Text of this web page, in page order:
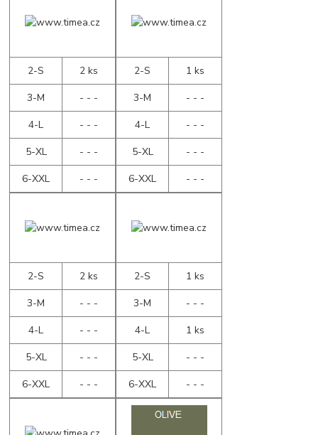
2-S
2 ks
3-M
- - -
4-L
- - -
5-XL
- - -
6-XXL
- - -
2-S
1 ks
3-M
- - -
4-L
- - -
5-XL
- - -
6-XXL
- - -
2-S
2 ks
3-M
- - -
4-L
- - -
5-XL
- - -
6-XXL
- - -
2-S
1 ks
3-M
- - -
4-L
1 ks
5-XL
- - -
6-XXL
- - -